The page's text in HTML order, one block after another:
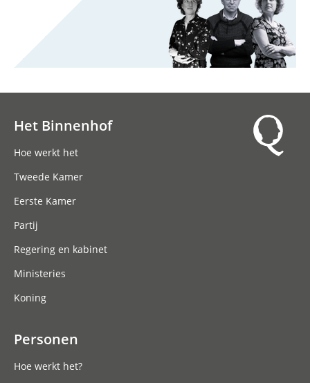
Het Binnenhof
Hoe werkt het
Tweede Kamer
Eerste Kamer
Partij
Regering en kabinet
Ministeries
Koning
Personen
Hoe werkt het?